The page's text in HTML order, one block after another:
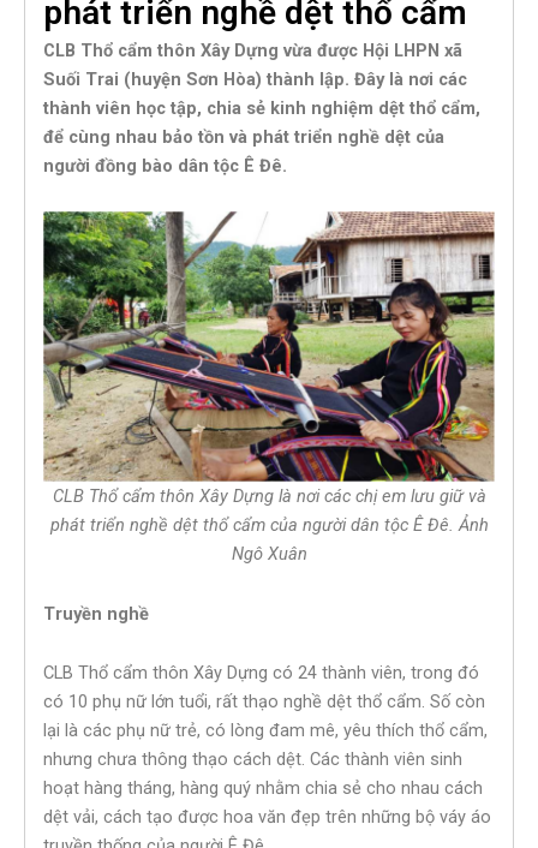
phát triển nghề dệt thổ cẩm
CLB Thổ cẩm thôn Xây Dựng vừa được Hội LHPN xã
Suối Trai (huyện Sơn Hòa) thành lập. Đây là nơi các
thành viên học tập, chia sẻ kinh nghiệm dệt thổ cẩm,
để cùng nhau bảo tồn và phát triển nghề dệt của
người đồng bào dân tộc Ê Đê.
CLB Thổ cẩm thôn Xây Dựng là nơi các chị em lưu giữ và
phát triển nghề dệt thổ cẩm của người dân tộc Ê Đê. Ảnh
Ngô Xuân
Truyền nghề
CLB Thổ cẩm thôn Xây Dựng có 24 thành viên, trong đó
có 10 phụ nữ lớn tuổi, rất thạo nghề dệt thổ cẩm. Số còn
lại là các phụ nữ trẻ, có lòng đam mê, yêu thích thổ cẩm,
nhưng chưa thông thạo cách dệt. Các thành viên sinh
hoạt hàng tháng, hàng quý nhằm chia sẻ cho nhau cách
dệt vải, cách tạo được hoa văn đẹp trên những bộ váy áo